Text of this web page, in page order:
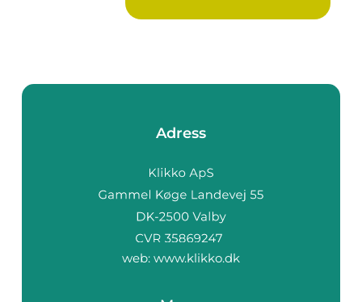
Adress
web: www.klikko.dk